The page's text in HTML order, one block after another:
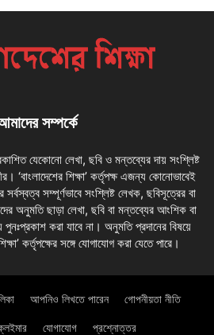
সম্পর্কে
যেকোনো লেখা, ছবি ও মন্তব্যের দায় সংশ্লিষ্ট
‘বাংলাদেশের শিক্ষা’ কর্তৃপক্ষ এজন্য কোনোভাবেই
সম্পূর্ণভাবে সংশ্লিষ্ট লেখক, ছবিসূত্রের বা
অনুমতি ছাড়া লেখা, ছবি বা মন্তব্যের আংশিক বা
করা যাবে না। অনুমতি প্রদানের বিষয়ে
কর্তৃপক্ষের সঙ্গে যোগাযোগ করা যেতে পারে।
আপনিও লিখতে পারেন গোপনীয়তা নীতি
যোগাযোগ প্রশ্নোত্তর